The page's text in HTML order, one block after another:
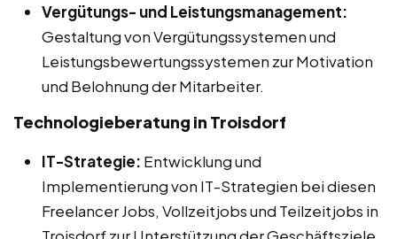
Vergütungs- und Leistungsmanagement:
Gestaltung von Vergütungssystemen und
Leistungsbewertungssystemen zur Motivation
und Belohnung der Mitarbeiter.
Technologieberatung in Troisdorf
IT-Strategie: Entwicklung und
Implementierung von IT-Strategien bei diesen
Freelancer Jobs, Vollzeitjobs und Teilzeitjobs in